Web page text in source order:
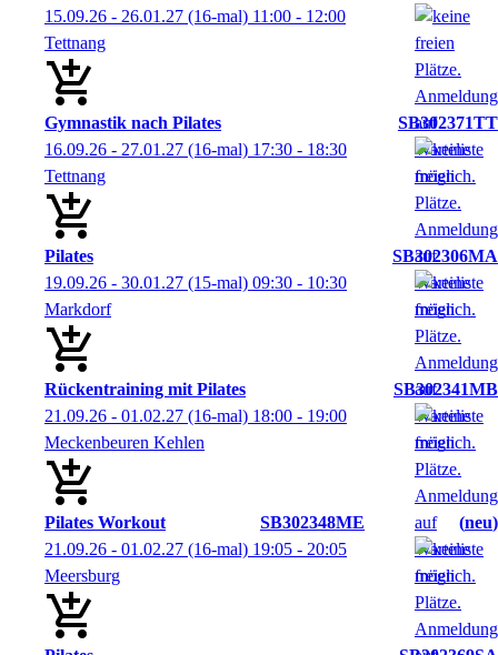
15.09.26 - 26.01.27 (16-mal) 11:00 - 12:00
Tettnang
Gymnastik nach Pilates
SB302371TT
16.09.26 - 27.01.27 (16-mal) 17:30 - 18:30
Tettnang
Pilates
SB302306MA
19.09.26 - 30.01.27 (15-mal) 09:30 - 10:30
Markdorf
Rückentraining mit Pilates
SB302341MB
21.09.26 - 01.02.27 (16-mal) 18:00 - 19:00
Meckenbeuren Kehlen
Pilates Workout SB302348ME
neu
21.09.26 - 01.02.27 (16-mal) 19:05 - 20:05
Meersburg